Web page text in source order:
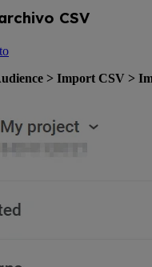
CSV
> Import CSV >